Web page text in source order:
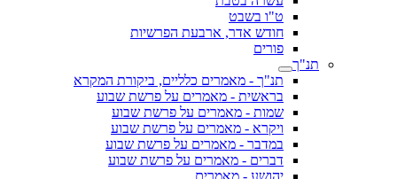
ט"ו בשבט
חודש אדר, ארבעת הפרשיות
פורים
תנ"ך
תנ"ך - מאמרים כלליים, ביקורת המקרא
בראשית - מאמרים על פרשת שבוע
שמות - מאמרים על פרשת שבוע
ויקרא - מאמרים על פרשת שבוע
במדבר - מאמרים על פרשת שבוע
דברים - מאמרים על פרשת שבוע
יהושע - מאמרים